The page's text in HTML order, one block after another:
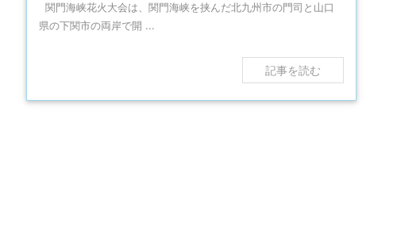
関門海峡花火大会は、関門海峡を挟んだ北九州市の門司と山口
県の下関市の両岸で開 ...
記事を読む